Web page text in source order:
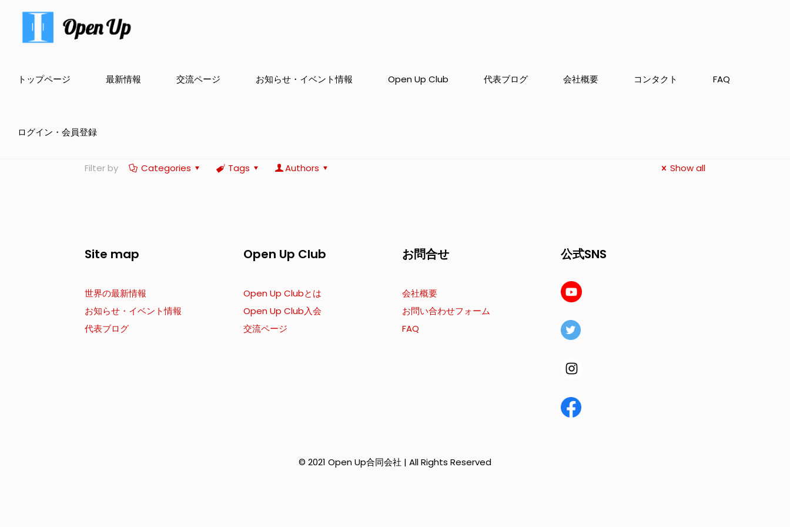
トップページ 最新情報 交流ページ お知らせ・イベント情報 Open Up Club 代表ブログ 会社概要 コンタクト FAQ
ログイン・会員登録
Filter by Categories Tags Authors Show all
Site map
世界の最新情報
お知らせ・イベント情報
代表ブログ
Open Up Club
Open Up Clubとは
Open Up Club入会
交流ページ
お問合せ
会社概要
お問い合わせフォーム
FAQ
公式SNS
© 2021 Open Up合同会社 | All Rights Reserved